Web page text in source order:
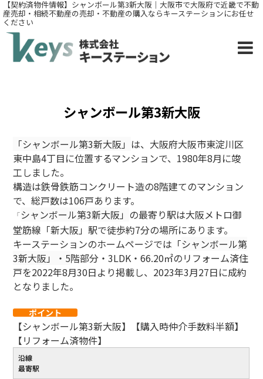
【契約済物件情報】シャンボール第3新大阪｜大阪市で大阪府で近畿で不動
産売却・相続不動産の売却・不動産の購入ならキーステーションにお任せ
ください
シャンボール第3新大阪
「シャンボール第3新大阪」 は、大阪府大阪市東淀川区
東中島4丁目に位置するマンションで、1980年8月に竣
工しました。
構造は鉄骨鉄筋コンクリート造の8階建てのマンション
で、総戸数は106戸あります。
「 シャンボール第3新大阪」 の最寄り駅は大阪メトロ御
堂筋線「新大阪」駅で徒歩約7分の場所にあります。
キーステーションのホームページでは「シャンボール第
3新大阪」
・5階部分・3LDK・66.20㎡のリフォーム済住
戸を2022年8月30日より掲載し、2023年3月27日に成約
となりました。
ポイント
【シャンボール第3新大阪】【購入時仲介手数料半額】
【リフォーム済物件】
沿線
最寄駅